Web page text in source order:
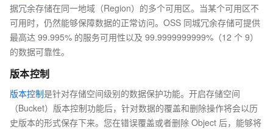
据冗余存储在同一地域（Region）的多个可用区。当某个可用区不
可用时，仍然能够保障数据的正常访问。OSS 同城冗余存储可提供
最高达 99.995% 的服务可用性以及 99.9999999999%（12 个 9）
的数据可靠性。
版本控制
版本控制是针对存储空间级别的数据保护功能。开启存储空间
（Bucket）版本控制功能后，针对数据的覆盖和删除操作将会以历
史版本的形式保存下来。您在错误覆盖或者删除 Object 后，能够将